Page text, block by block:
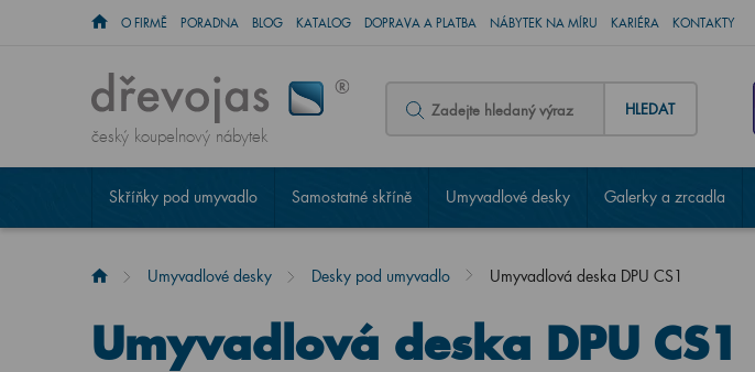
O FIRMĚ PORADNA BLOG KATALOG DOPRAVA A PLATBA NÁBYTEK NA MÍRU KARIÉRA KONTAKTY
český koupelnový nábytek
HLEDAT
Skříňky pod umyvadlo Samostatné skříně Umyvadlové desky Galerky a zrcadla
Umyvadlové desky Desky pod umyvadlo Umyvadlová deska DPU CS1
Umyvadlová deska DPU CS1